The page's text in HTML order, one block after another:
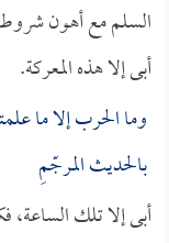
السلم مع أهون
أبى إلا هذه المعركة.
وما الحرب إلا ما
بالحديث المرجّمِ
أبى إلا تلك